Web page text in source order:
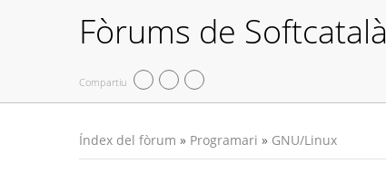
Fòrums de Softcatalà
Compartiu
Índex del fòrum » Programari » GNU/Linux